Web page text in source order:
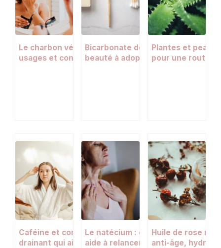
Le charbon végétal activé : bienfaits,
usages et conseils pour la peau
Bicarbonate de soude : 10 usages
beauté à adopter dans votre
Plantes et peau :
pour une routine
Caféine et contour des yeux : l’actif
drainant qui aide à réduire poches et
Le natécium : cet actif naturel qui
aide à relancer le renouvellement
Huile de rose
anti-âge,